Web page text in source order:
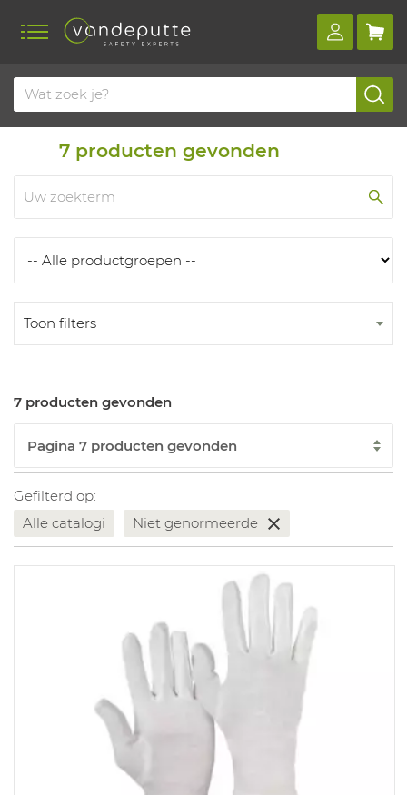
Home Producten
7 producten gevonden
Toon filters
7 producten gevonden
Gefilterd op:
Alle catalogi
Niet genormeerde